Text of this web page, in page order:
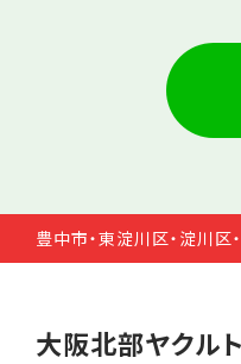
豊中市・東淀川区・淀川区
大阪北部ヤクル